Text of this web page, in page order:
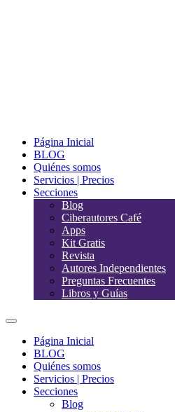
Página Inicial
BLOG
Quiénes somos
Servicios | Precios
Secciones
Blog
Ciberautores Café
Apps
Kit Gratis
Revista
Autores Independientes
Preguntas Frecuentes
Libros y Guías
Página Inicial
BLOG
Quiénes somos
Servicios | Precios
Secciones
Blog